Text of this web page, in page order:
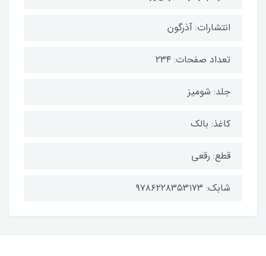
انتشارات: آذرگون
تعداد صفحات: ۲۳۴
جلد: شومیز
کاغذ: بالک
قطع: رقعی
شابک: ۹۷۸۶۲۲۸۳۵۳۱۷۳